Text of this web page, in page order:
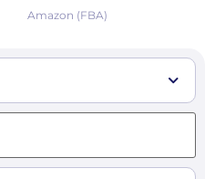
Amazon (FBA)